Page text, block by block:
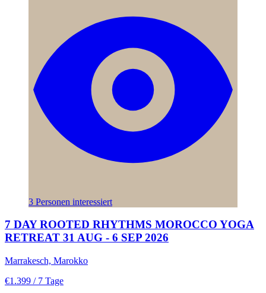
3 Personen interessiert
7 DAY ROOTED RHYTHMS MOROCCO YOGA
RETREAT 31 AUG - 6 SEP 2026
Marrakesch, Marokko
€1.399 / 7 Tage